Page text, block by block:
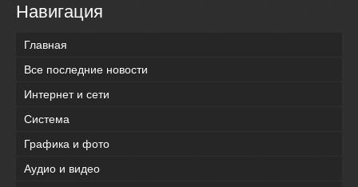
Навигация
Главная
Все последние новости
Интернет и сети
Система
Графика и фото
Аудио и видео